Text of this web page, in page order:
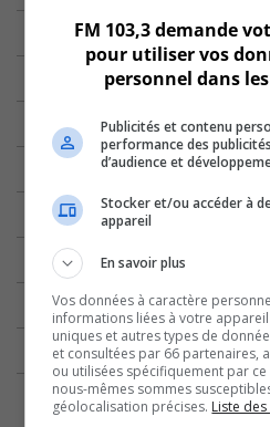
FM 103,3 demande
pour utiliser vos
personnel dans
Publicités et contenu
performance des
d’audience et
Stocker et/ou accéder à
appareil
En savoir plus
Vos données à caractère
informations liées à votre
uniques et autres types de
et consultées par 66 partenaires,
ou utilisées spécifiquement par
nous-mêmes sommes
géolocalisation précises. Liste